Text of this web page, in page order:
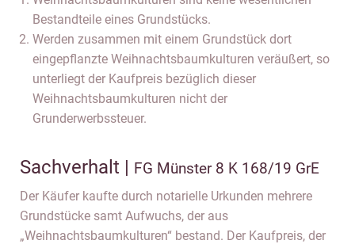
Bestandteile eines Grundstücks.
Werden zusammen mit einem Grundstück dort
eingepflanzte Weihnachtsbaumkulturen veräußert, so
unterliegt der Kaufpreis bezüglich dieser
Weihnachtsbaumkulturen nicht der
Grunderwerbssteuer.
Sachverhalt | FG Münster 8 K 168/19 GrE
Der Käufer kaufte durch notarielle Urkunden mehrere
Grundstücke samt Aufwuchs, der aus
„Weihnachtsbaumkulturen“ bestand. Der Kaufpreis, der